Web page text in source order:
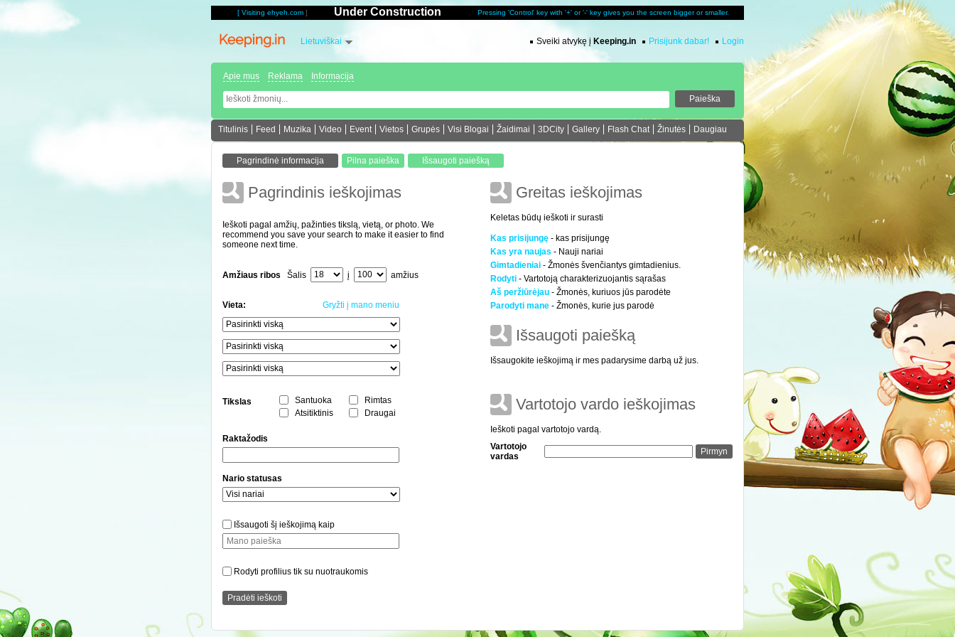
[ Visiting ehyeh.com ] Under Construction Pressing 'Control' key with '+' or '-' key gives you the screen bigger or smaller.
Lietuviškai Sveiki atvykę į Keeping.in Prisijunk dabar! Login
Apie mus Reklama Informacija
Titulinis Feed Muzika Video Event Vietos Grupės Visi Blogai Žaidimai 3DCity Gallery Flash Chat Žinutės Daugiau
Pagrindinis ieškojimas
Ieškoti pagal amžių, pažinties tikslą, vietą, or photo. We
recommend you save your search to make it easier to find
someone next time.
Amžiaus ribos Šalis į amžius
Vieta: Gryžti į mano meniu
Tikslas Santuoka
Rimtas
Atsitiktinis
Draugai
Raktažodis
Nario statusas
Išsaugoti šį ieškojimą kaip
Rodyti profilius tik su nuotraukomis
Greitas ieškojimas
Keletas būdų ieškoti ir surasti
Kas prisijungę - kas prisijungę
Kas yra naujas - Nauji nariai
Gimtadieniai - Žmonės švenčiantys gimtadienius.
Rodyti - Vartotoją charakterizuojantis sąrašas
Aš peržiūrėjau - Žmonės, kuriuos jūs parodėte
Parodyti mane - Žmonės, kurie jus parodė
Išsaugoti paiešką
Išsaugokite ieškojimą ir mes padarysime darbą už jus.
Vartotojo vardo ieškojimas
Ieškoti pagal vartotojo vardą.
Vartotojo
vardas